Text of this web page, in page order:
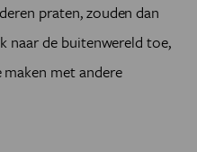
praten, zouden dan
naar de buitenwereld toe,
met andere